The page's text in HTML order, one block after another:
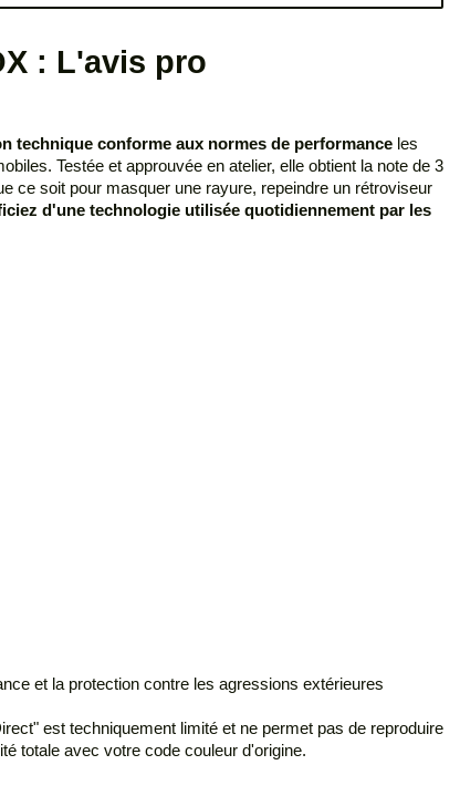
: L'avis pro
technique conforme aux normes de performance les
Testée et approuvée en atelier, elle obtient la note de 3
ce soit pour masquer une rayure, repeindre un rétroviseur
d'une technologie utilisée quotidiennement par les
et la protection contre les agressions extérieures
est techniquement limité et ne permet pas de reproduire
totale avec votre code couleur d'origine.